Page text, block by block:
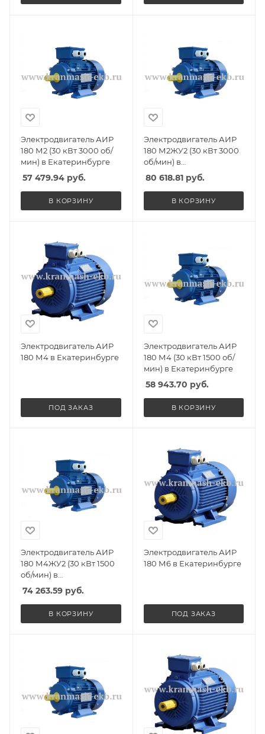
Электродвигатель АИР
180 М2 (30 кВт 3000 об/
мин) в Екатеринбурге
57 479.94 руб.
В КОРЗИНУ
Электродвигатель АИР
180 М2ЖУ2 (30 кВт 3000
об/мин) в
Екатеринбурге
80 618.81руб.
В КОРЗИНУ
Электродвигатель АИР
180 М4 в Екатеринбурге
ПОД ЗАКАЗ
Электродвигатель АИР
180 М4 (30 кВт 1500 об/
мин) в Екатеринбурге
58 943.70 руб.
В КОРЗИНУ
Электродвигатель АИР
180 М4ЖУ2 (30 кВт 1500
об/мин) в
Екатеринбурге
74 263.59 руб.
В КОРЗИНУ
Электродвигатель АИР
180 М6 в Екатеринбурге
ПОД ЗАКАЗ